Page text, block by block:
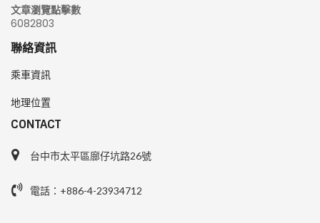
文章瀏覽點擊數
6082803
聯絡資訊
乘車資訊
地理位置
CONTACT
台中市太平區廍仔坑路26號
電話：+886-4-23934712